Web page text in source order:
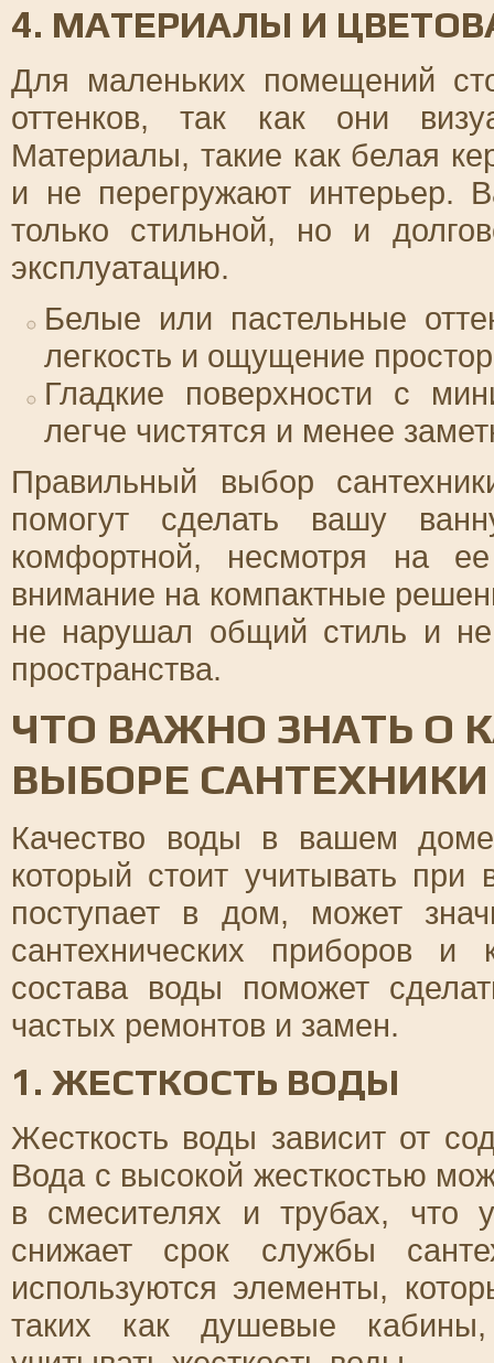
4. МАТЕРИАЛЫ И
Для маленьких помещений
оттенков, так как они
Материалы, такие как белая
и не перегружают интерьер.
только стильной, но и
эксплуатацию.
Белые или пастельные
легкость и ощущение
Гладкие поверхности с
легче чистятся и менее
Правильный выбор
помогут сделать вашу
комфортной, несмотря на
внимание на компактные
не нарушал общий стиль и
пространства.
ЧТО ВАЖНО ЗНАТЬ О
ВЫБОРЕ САНТЕХНИКИ
Качество воды в вашем
который стоит учитывать при
поступает в дом, может
сантехнических приборов
состава воды поможет
частых ремонтов и замен.
1. ЖЕСТКОСТЬ ВОДЫ
Жесткость воды зависит от
Вода с высокой жесткостью
в смесителях и трубах, что
снижает срок службы
используются элементы,
таких как душевые